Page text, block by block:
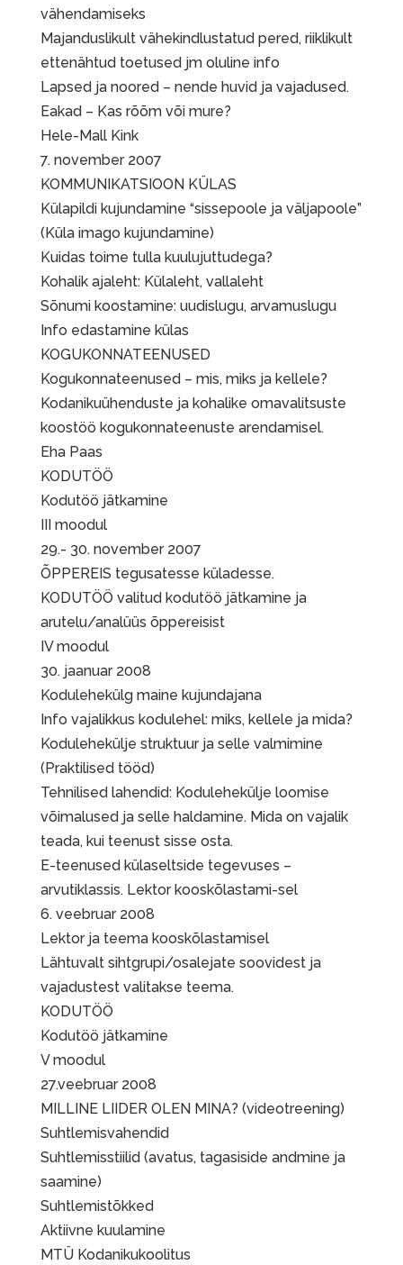
vähendamiseks
Majanduslikult vähekindlustatud pered, riiklikult
ettenähtud toetused jm oluline info
Lapsed ja noored – nende huvid ja vajadused.
Eakad – Kas rõõm või mure?
Hele-Mall Kink
7. november 2007
KOMMUNIKATSIOON KÜLAS
Külapildi kujundamine “sissepoole ja väljapoole”
(Küla imago kujundamine)
Kuidas toime tulla kuulujuttudega?
Kohalik ajaleht: Külaleht, vallaleht
Sõnumi koostamine: uudislugu, arvamuslugu
Info edastamine külas
KOGUKONNATEENUSED
Kogukonnateenused – mis, miks ja kellele?
Kodanikuühenduste ja kohalike omavalitsuste
koostöö kogukonnateenuste arendamisel.
Eha Paas
KODUTÖÖ
Kodutöö jätkamine
III moodul
29.- 30. november 2007
ÕPPEREIS tegusatesse küladesse.
KODUTÖÖ valitud kodutöö jätkamine ja
arutelu/analüüs õppereisist
IV moodul
30. jaanuar 2008
Kodulehekülg maine kujundajana
Info vajalikkus kodulehel: miks, kellele ja mida?
Kodulehekülje struktuur ja selle valmimine
(Praktilised tööd)
Tehnilised lahendid: Kodulehekülje loomise
võimalused ja selle haldamine. Mida on vajalik
teada, kui teenust sisse osta.
E-teenused külaseltside tegevuses –
arvutiklassis. Lektor kooskõlastami-sel
6. veebruar 2008
Lektor ja teema kooskõlastamisel
Lähtuvalt sihtgrupi/osalejate soovidest ja
vajadustest valitakse teema.
KODUTÖÖ
Kodutöö jätkamine
V moodul
27.veebruar 2008
MILLINE LIIDER OLEN MINA? (videotreening)
Suhtlemisvahendid
Suhtlemisstiilid (avatus, tagasiside andmine ja
saamine)
Suhtlemistõkked
Aktiivne kuulamine
MTÜ Kodanikukoolitus